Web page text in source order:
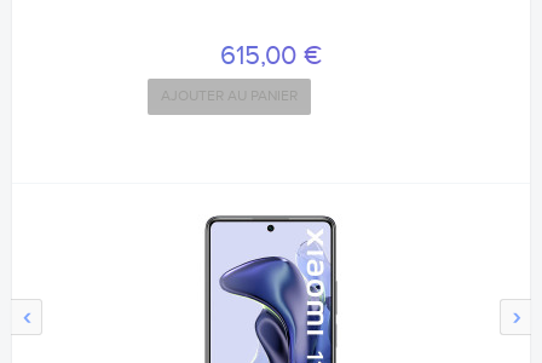
‹ ›
615,00 €
AJOUTER AU PANIER